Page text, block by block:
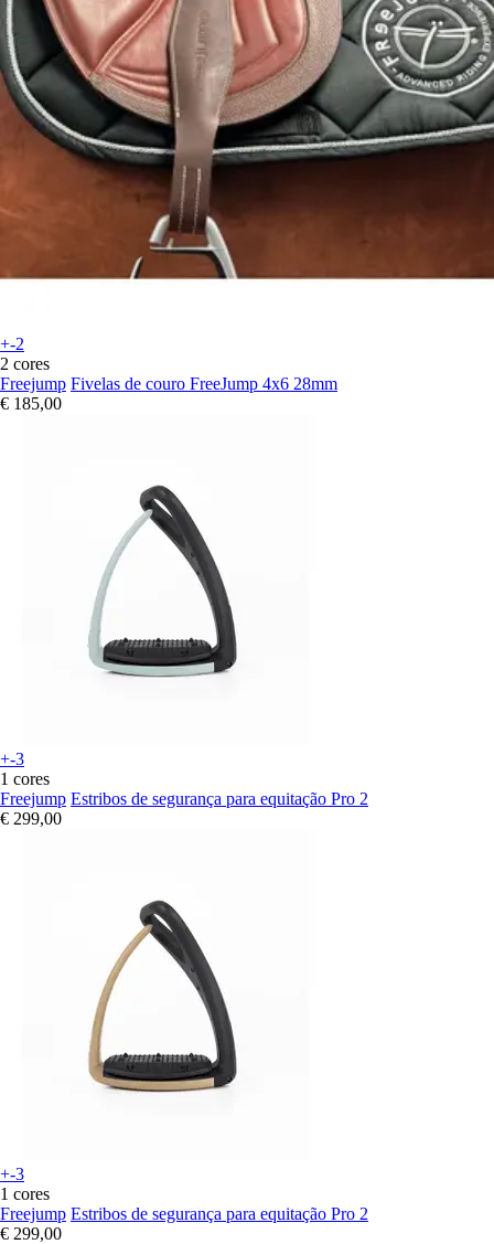
+-2
2 cores
Freejump Fivelas de couro FreeJump 4x6 28mm
€ 185,00
+-3
1 cores
Freejump Estribos de segurança para equitação Pro 2
€ 299,00
+-3
1 cores
Freejump Estribos de segurança para equitação Pro 2
€ 299,00